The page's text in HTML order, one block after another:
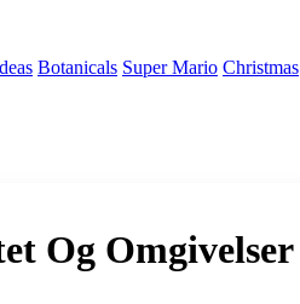
Botanicals Super Mario Christmas
Og Omgivelser